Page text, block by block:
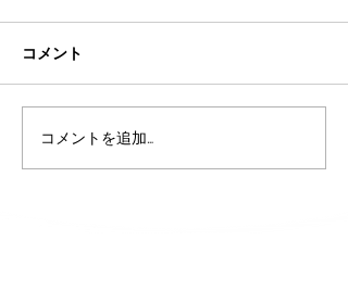
AI時代におけるあそびの
大切さ
コメント
コメントを追加…